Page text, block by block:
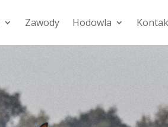
Zawody Hodowla